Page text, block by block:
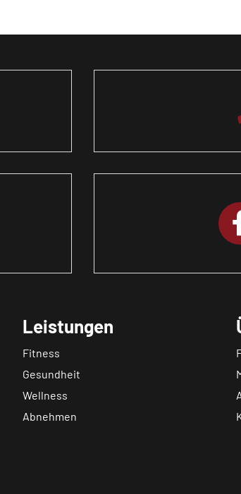
Leistungen
Fitness
Gesundheit
Wellness
Abnehmen